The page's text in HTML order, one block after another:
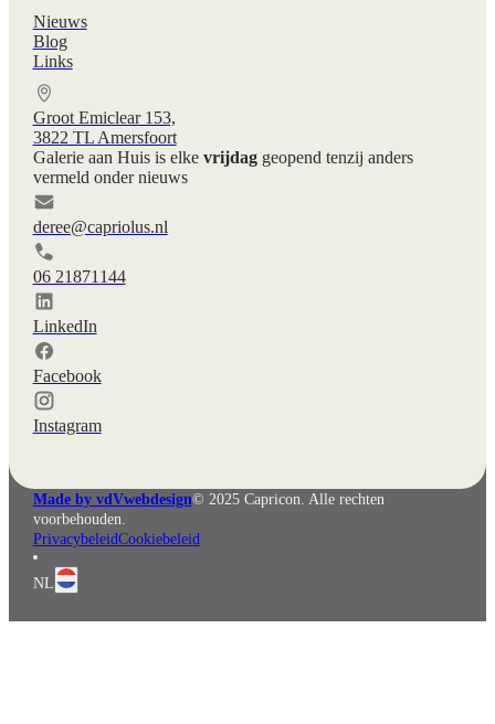
Nieuws
Blog
Links
Groot Emiclear 153,
3822 TL Amersfoort
Galerie aan Huis is elke vrijdaggeopend tenzij anders
vermeld onder nieuws
deree@capriolus.nl
06 21871144
LinkedIn
Facebook
Instagram
Made by vdVwebdesign© 2025 Capricon. Alle rechten
voorbehouden.
PrivacybeleidCookiebeleid
NL
English
Deutsch